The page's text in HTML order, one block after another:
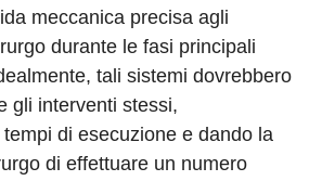
meccanica precisa agli
durante le fasi principali
tali sistemi dovrebbero
gli interventi stessi,
di esecuzione e dando la
di effettuare un numero